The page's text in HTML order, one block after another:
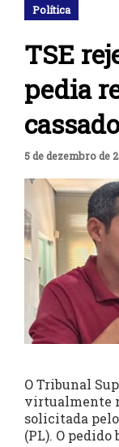
Política
TSE
pedia
5 de dezembro de
O Tribunal
virtualmente
solicitada
(PL). O